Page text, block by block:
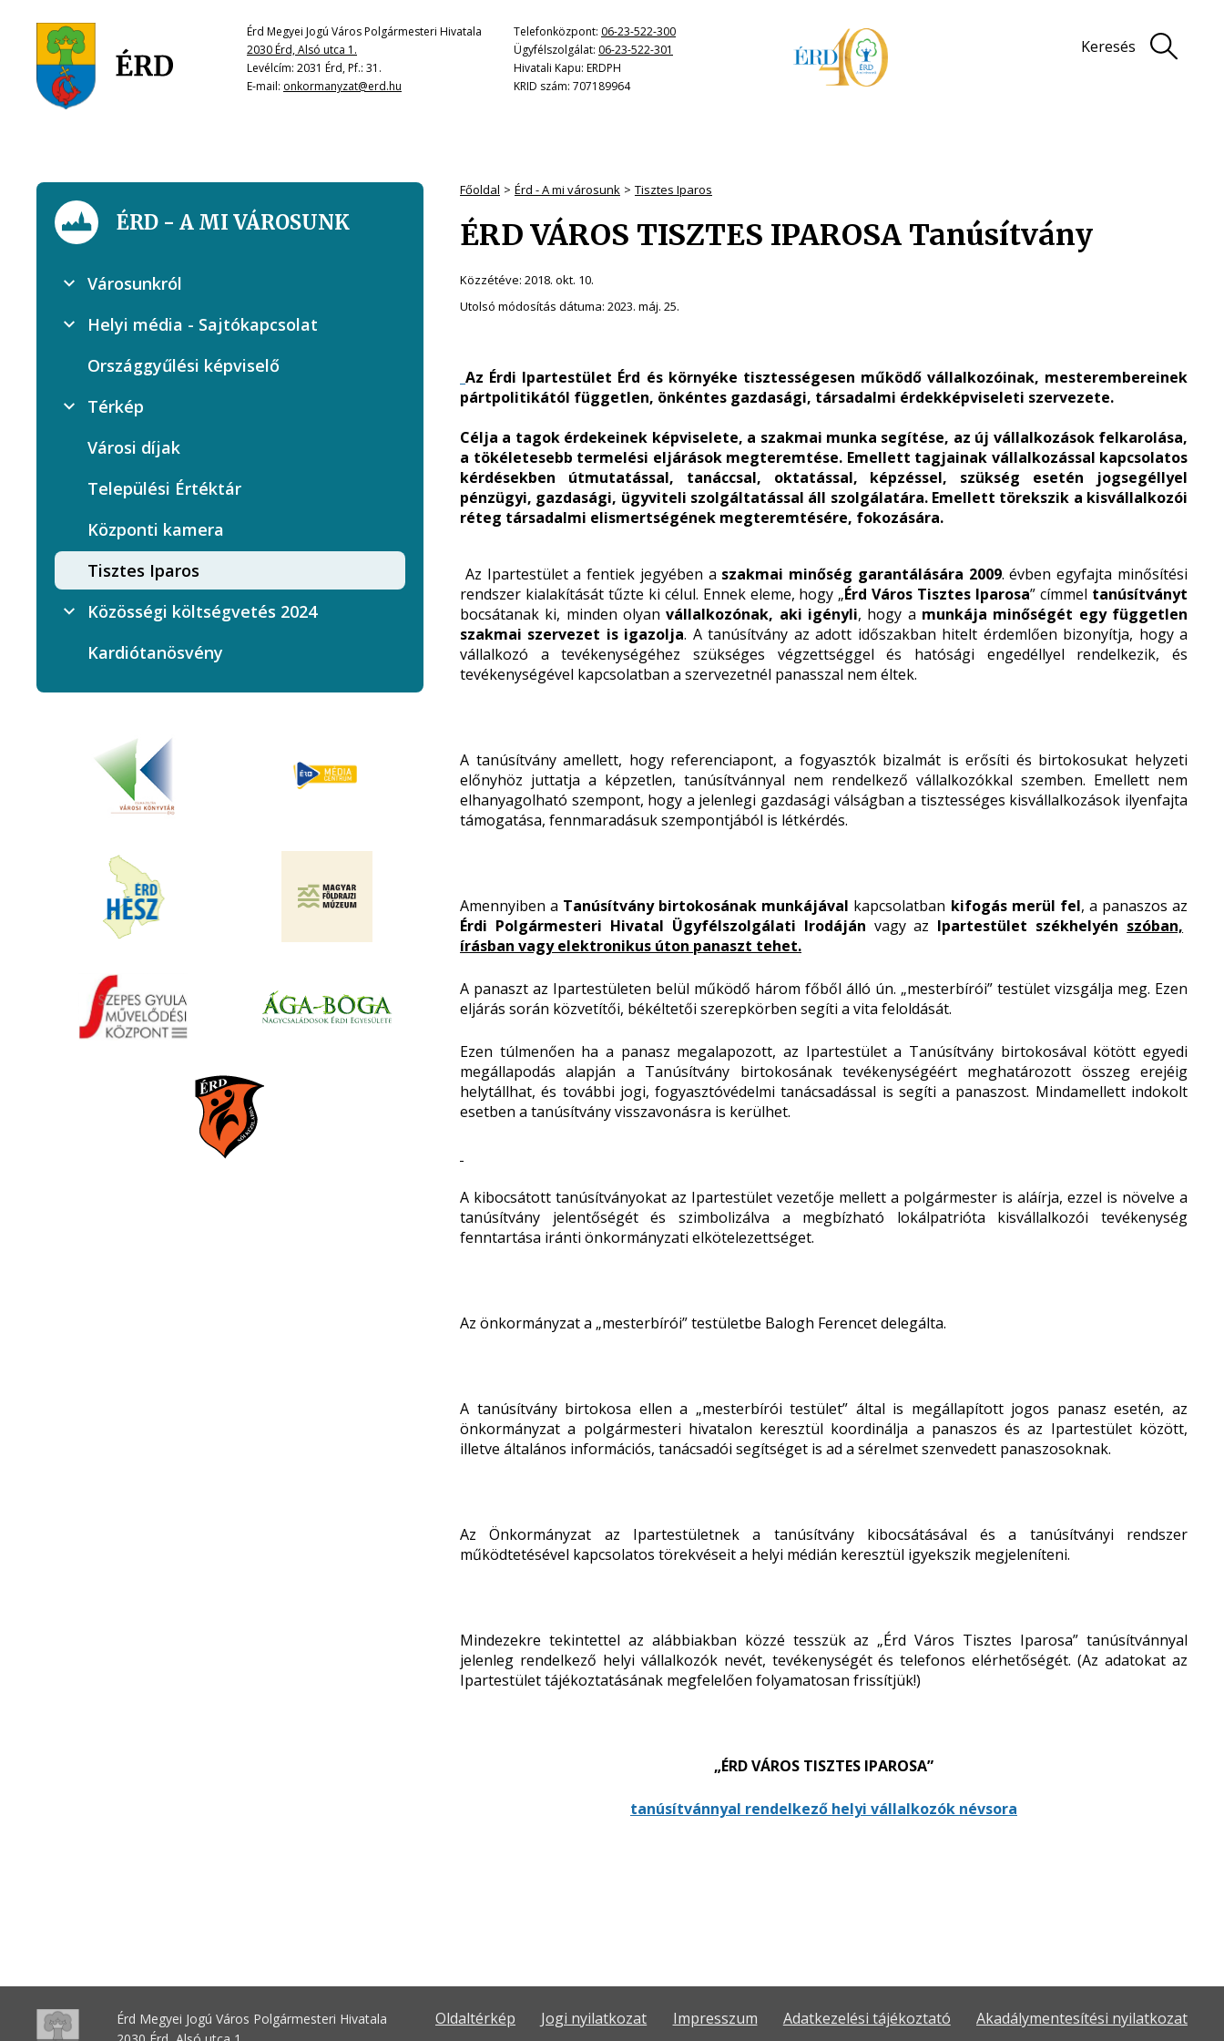
Érd Megyei Jogú Város Polgármesteri Hivatala
2030 Érd, Alsó utca 1.
Levélcím: 2031 Érd, Pf.: 31.
E-mail: onkormanyzat@erd.hu
Telefonközpont: 06-23-522-300
Ügyfélszolgálat: 06-23-522-301
Hivatali Kapu: ERDPH
KRID szám: 707189964
Keresés
Főoldal Érd - A mi városunk Tisztes Iparos
ÉRD VÁROS TISZTES IPAROSA Tanúsítvány
Közzétéve: 2018. okt. 10.
Utolsó módosítás dátuma: 2023. máj. 25.
Az Érdi Ipartestület Érd és környéke tisztességesen működő vállalkozóinak, mesterembereinek
pártpolitikától független, önkéntes gazdasági, társadalmi érdekképviseleti szervezete.
Célja a tagok érdekeinek képviselete, a szakmai munka segítése, az új vállalkozások felkarolása,
a tökéletesebb termelési eljárások megteremtése. Emellett tagjainak vállalkozással kapcsolatos
kérdésekben útmutatással, tanáccsal, oktatással, képzéssel, szükség esetén jogsegéllyel
pénzügyi, gazdasági, ügyviteli szolgáltatással áll szolgálatára. Emellett törekszik a kisvállalkozói
réteg társadalmi elismertségének megteremtésére, fokozására.
Az Ipartestület a fentiek jegyében a szakmai minőség garantálására 2009. évben egyfajta minősítési
rendszer kialakítását tűzte ki célul. Ennek eleme, hogy „Érd Város Tisztes Iparosa” címmel tanúsítványt
bocsátanak ki, minden olyanvállalkozónak, aki igényli, hogy a munkája minőségét egy független
szakmai szervezet is igazolja. A tanúsítvány az adott időszakban hitelt érdemlően bizonyítja, hogy a
vállalkozó a tevékenységéhez szükséges végzettséggel és hatósági engedéllyel rendelkezik, és
tevékenységével kapcsolatban a szervezetnél panasszal nem éltek.
A tanúsítvány amellett, hogy referenciapont, a fogyasztók bizalmát is erősíti és birtokosukat helyzeti
előnyhöz juttatja a képzetlen, tanúsítvánnyal nem rendelkező vállalkozókkal szemben. Emellett nem
elhanyagolható szempont, hogy a jelenlegi gazdasági válságban a tisztességes kisvállalkozások ilyenfajta
támogatása, fennmaradásuk szempontjából is létkérdés.
Amennyiben a Tanúsítvány birtokosának munkájával kapcsolatban kifogás merül fel, a panaszos az
Érdi Polgármesteri Hivatal Ügyfélszolgálati Irodáján vagy az Ipartestület székhelyén szóban,
írásban vagy elektronikus úton panaszt tehet.
A panaszt az Ipartestületen belül működő három főből álló ún. „mesterbírói” testület vizsgálja meg. Ezen
eljárás során közvetítői, békéltetői szerepkörben segíti a vita feloldását.
Ezen túlmenően ha a panasz megalapozott, az Ipartestület a Tanúsítvány birtokosával kötött egyedi
megállapodás alapján a Tanúsítvány birtokosának tevékenységéért meghatározott összeg erejéig
helytállhat, és további jogi, fogyasztóvédelmi tanácsadással is segíti a panaszost. Mindamellett indokolt
esetben a tanúsítvány visszavonásra is kerülhet.
A kibocsátott tanúsítványokat az Ipartestület vezetője mellett a polgármester is aláírja, ezzel is növelve a
tanúsítvány jelentőségét és szimbolizálva a megbízható lokálpatrióta kisvállalkozói tevékenység
fenntartása iránti önkormányzati elkötelezettséget.
Az önkormányzat a „mesterbírói” testületbe Balogh Ferencet delegálta.
A tanúsítvány birtokosa ellen a „mesterbírói testület” által is megállapított jogos panasz esetén, az
önkormányzat a polgármesteri hivatalon keresztül koordinálja a panaszos és az Ipartestület között,
illetve általános információs, tanácsadói segítséget is ad a sérelmet szenvedett panaszosoknak.
Az Önkormányzat az Ipartestületnek a tanúsítvány kibocsátásával és a tanúsítványi rendszer
működtetésével kapcsolatos törekvéseit a helyi médián keresztül igyekszik megjeleníteni.
Mindezekre tekintettel az alábbiakban közzé tesszük az „Érd Város Tisztes Iparosa” tanúsítvánnyal
jelenleg rendelkező helyi vállalkozók nevét, tevékenységét és telefonos elérhetőségét. (Az adatokat az
Ipartestület tájékoztatásának megfelelően folyamatosan frissítjük!)
„ÉRD VÁROS TISZTES IPAROSA”
tanúsítvánnyal rendelkező helyi vállalkozók névsora
ÉRD - A MI VÁROSUNK
Városunkról
Helyi média - Sajtókapcsolat
Országgyűlési képviselő
Térkép
Városi díjak
Települési Értéktár
Központi kamera
Tisztes Iparos
Közösségi költségvetés 2024
Kardiótanösvény
Érd Megyei Jogú Város Polgármesteri Hivatala
Oldaltérkép Jogi nyilatkozat Impresszum Adatkezelési tájékoztató Akadálymentesítési nyilatkozat